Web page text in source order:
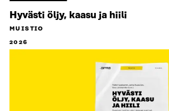
Hyvästi öljy, kaasu ja hiili
MUISTIO
2026